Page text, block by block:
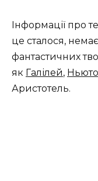
Інформації про
це сталося,
фантастичних
як Галілей,
Аристотель.